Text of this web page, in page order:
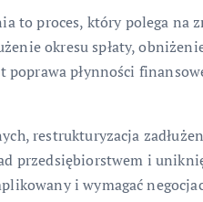
to proces, który polega
okresu spłaty,
poprawa płynności
restrukturyzacja
przedsiębiorstwem i
i wymagać